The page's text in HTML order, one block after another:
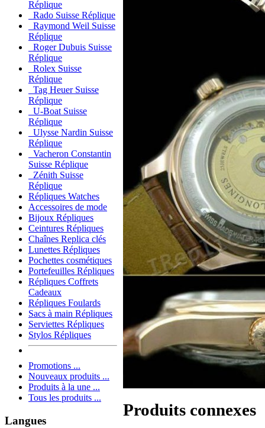
Réplique
Rado Suisse Réplique
Raymond Weil Suisse
Réplique
Roger Dubuis Suisse
Réplique
Rolex Suisse
Réplique
Tag Heuer Suisse
Réplique
U-Boat Suisse
Réplique
Ulysse Nardin Suisse
Réplique
Vacheron Constantin
Suisse Réplique
Zénith Suisse
Réplique
Répliques Watches
Accessoires de mode
Bijoux Répliques
Ceintures Répliques
Chaînes Replica clés
Lunettes Répliques
Pochettes cosmétiques
Portefeuilles Répliques
Répliques Coffrets
Cadeaux
Répliques Foulards
Sacs à main Répliques
Serviettes Répliques
Stylos Répliques
Promotions ...
Nouveaux produits ...
Produits à la une ...
Tous les produits ...
Langues
Produits connexes